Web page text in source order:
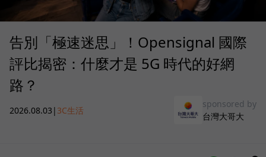
告別「極速迷思」！Opensignal 國際
評比揭密：什麼才是 5G 時代的好網
路？
2026.08.03 | 3C生活
sponsored by
台灣大哥大